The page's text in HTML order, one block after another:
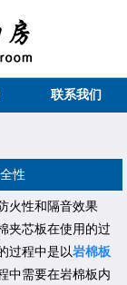
联系我们
性
火性和隔音效果
夹芯板在使用的过
过程中是以岩棉板
中需要在岩棉板内